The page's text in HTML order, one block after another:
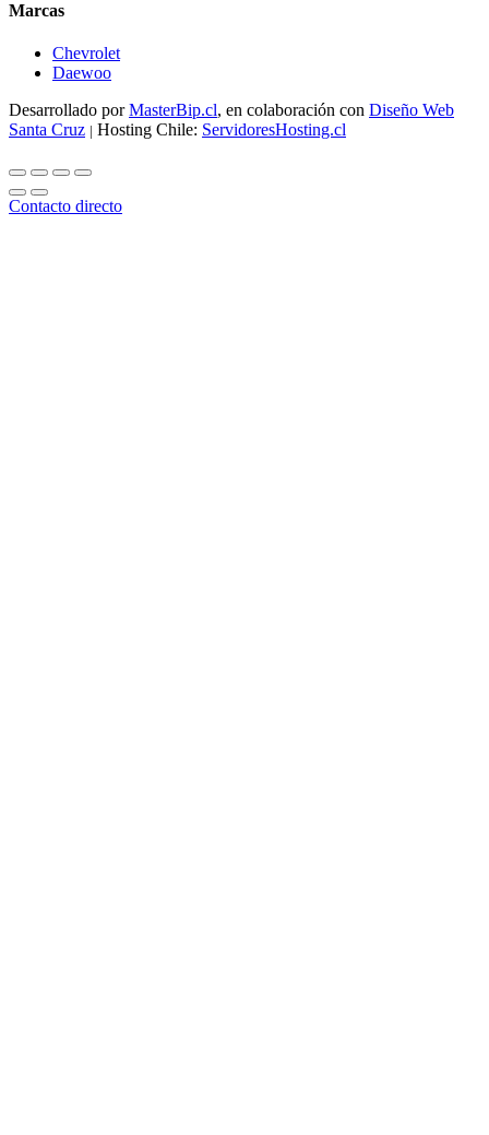
Marcas
Chevrolet
Daewoo
Desarrollado porMasterBip.cl, en colaboración con Diseño Web
Santa Cruz | Hosting Chile: ServidoresHosting.cl
Contacto directo